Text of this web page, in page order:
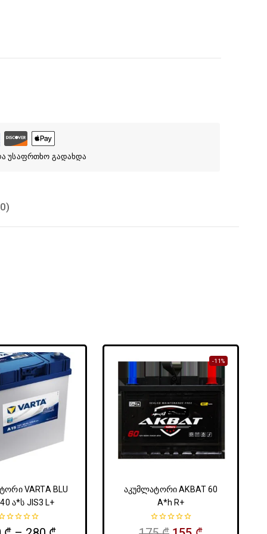
უსაფრთხო გადახდა
VARTA BLU
ა*ს JIS3 L+
-11%
აკუმლატორი AKBAT 60
A*h R+
0